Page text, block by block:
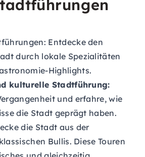
: Entdecke den
durch lokale Spezialitäten
Highlights.
kulturelle Stadtführung:
und erfahre, wie
die Stadt geprägt haben.
die Stadt aus der
Bullis. Diese Touren